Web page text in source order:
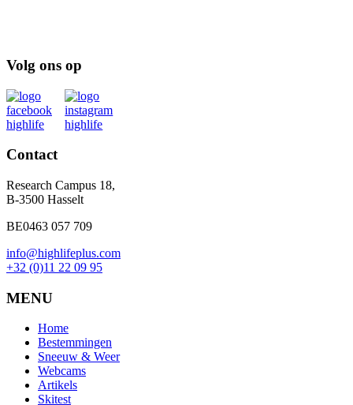
Volg ons op
Contact
Research Campus 18,
B-3500 Hasselt
BE0463 057 709
info@highlifeplus.com
+32 (0)11 22 09 95
MENU
Home
Bestemmingen
Sneeuw & Weer
Webcams
Artikels
Skitest